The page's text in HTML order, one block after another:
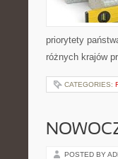
priorytety
różnych krajów
CATEGORIES:
POSTED BY